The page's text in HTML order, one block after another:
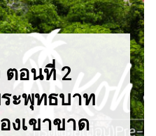
ตอนที่ 2
ะพุทธบาท
งเขาขาด